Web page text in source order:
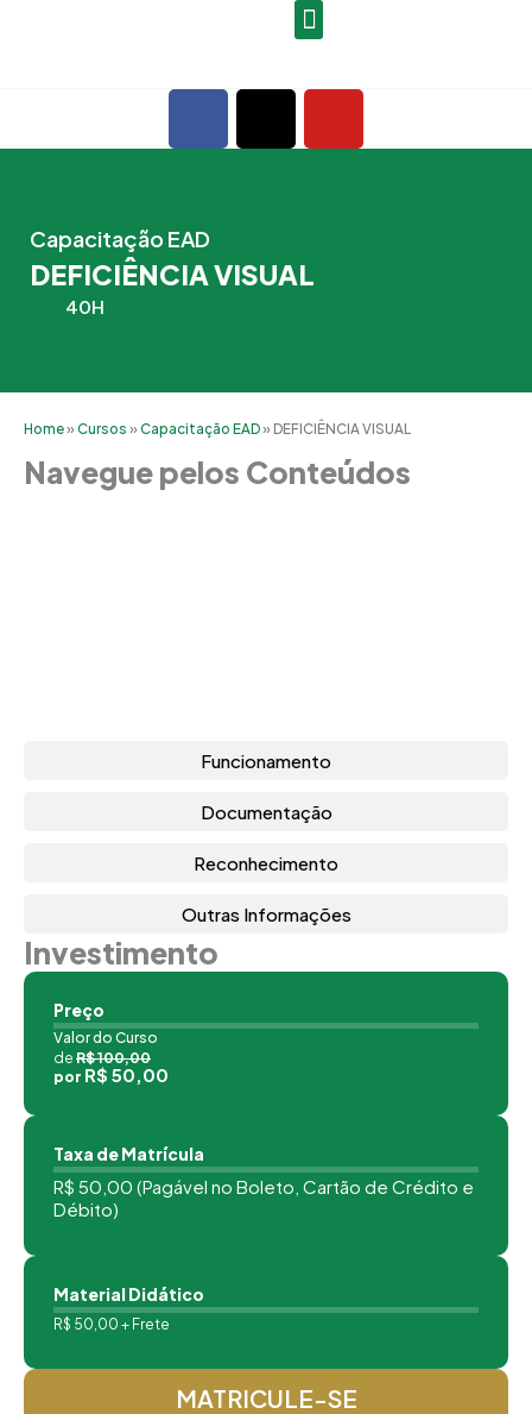
F
c
o
o
X
t
t
Y
u
Capacitação EAD
DEFICIÊNCIA VISUAL
40H
Home»Cursos »Capacitação EAD» DEFICIÊNCIA VISUAL
Navegue pelos Conteúdos
Funcionamento
Documentação
Reconhecimento
Outras Informações
Investimento
Preço
Valor do Curso
de R$ 100,00
por R$ 50,00
Taxa de Matrícula
R$ 50,00 (Pagável no Boleto, Cartão de Crédito e
Débito)
Material Didático
R$ 50,00 + Frete
MATRICULE-SE